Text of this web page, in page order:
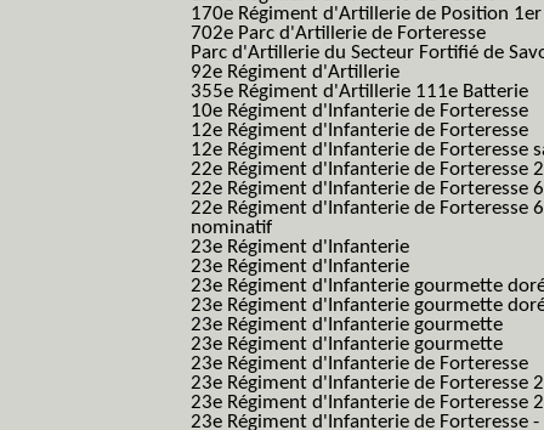
170e Régiment d'Artillerie de Position
702e Parc d'Artillerie de Forteresse
Parc d'Artillerie du Secteur Fortifié de
92e Régiment d'Artillerie
355e Régiment d'Artillerie 111e Batterie
10e Régiment d'Infanterie de Forteresse
12e Régiment d'Infanterie de Forteresse
12e Régiment d'Infanterie de Forteresse
22e Régiment d'Infanterie de Forteresse
22e Régiment d'Infanterie de Forteresse
22e Régiment d'Infanterie de Forteresse
nominatif
23e Régiment d'Infanterie
23e Régiment d'Infanterie
23e Régiment d'Infanterie gourmette
23e Régiment d'Infanterie gourmette
23e Régiment d'Infanterie gourmette
23e Régiment d'Infanterie gourmette
23e Régiment d'Infanterie de Forteresse
23e Régiment d'Infanterie de Forteresse
23e Régiment d'Infanterie de Forteresse
23e Régiment d'Infanterie de Forteresse